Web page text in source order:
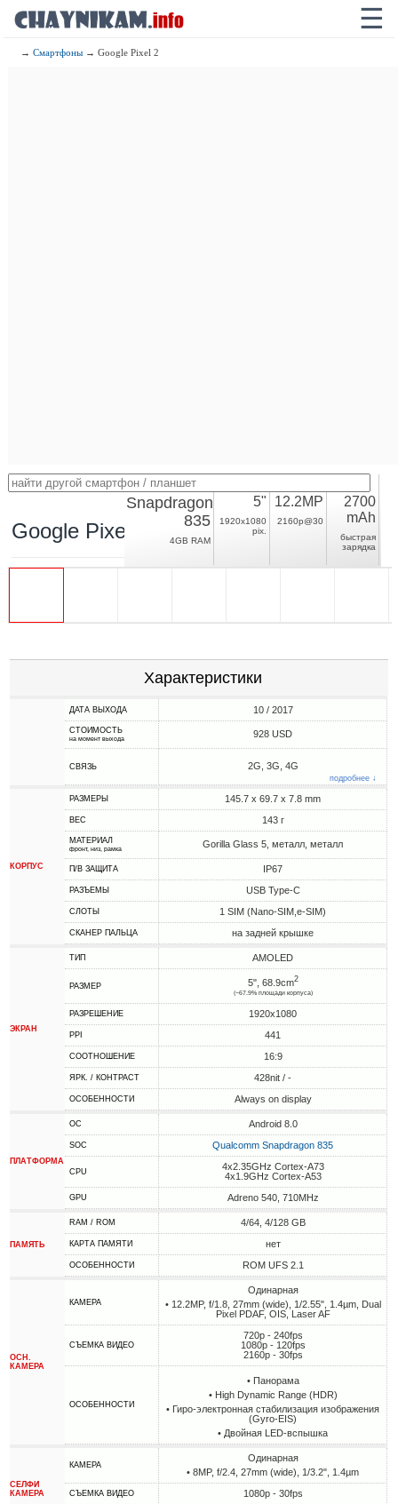
☰
→Смартфоны → Google Pixel 2
Google Pixel 2
Snapdragon
835
4GB RAM
5"
1920x1080
pix.
12.2MP
2160p@30
2700
mAh
быстрая
зарядка
Характеристики
ДАТА ВЫХОДА 10 / 2017
СТОИМОСТЬ
на момент выхода 928 USD
СВЯЗЬ 2G, 3G, 4G
подробнее ↓
КОРПУС
РАЗМЕРЫ 145.7 x 69.7 x 7.8 mm
ВЕС 143 г
МАТЕРИАЛ
фронт, низ, рамка Gorilla Glass 5, металл, металл
П/В ЗАЩИТА IP67
РАЗЪЕМЫ USB Type-C
СЛОТЫ 1 SIM (Nano-SIM,e-SIM)
СКАНЕР ПАЛЬЦА на задней крышке
ЭКРАН
ТИП AMOLED
РАЗМЕР 5", 68.9cm2
(~67.9% площади корпуса)
РАЗРЕШЕНИЕ 1920x1080
PPI 441
СООТНОШЕНИЕ 16:9
ЯРК. / КОНТРАСТ 428nit / -
ОСОБЕННОСТИ Always on display
ПЛАТФОРМА
ОС Android 8.0
SOC Qualcomm Snapdragon 835
CPU
4x2.35GHz Cortex-A73
4x1.9GHz Cortex-A53
GPU Adreno 540, 710MHz
ПАМЯТЬ
RAM / ROM 4/64, 4/128 GB
КАРТА ПАМЯТИ нет
ОСОБЕННОСТИ ROM UFS 2.1
ОСН.
КАМЕРА
КАМЕРА
Одинарная
• 12.2MP, f/1.8, 27mm (wide), 1/2.55", 1.4µm, Dual
Pixel PDAF, OIS, Laser AF
СЪЕМКА ВИДЕО
720p - 240fps
1080p - 120fps
2160p - 30fps
ОСОБЕННОСТИ
• Панорама
• High Dynamic Range (HDR)
• Гиро-электронная стабилизация изображения
(Gyro-EIS)
• Двойная LED-вспышка
СЕЛФИ
КАМЕРА
КАМЕРА
Одинарная
• 8MP, f/2.4, 27mm (wide), 1/3.2", 1.4µm
СЪЕМКА ВИДЕО 1080p - 30fps